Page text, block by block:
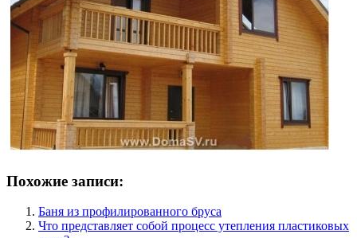
Похожие записи:
Баня из профилированного бруса
Что представляет собой процесс утепления пластиковых